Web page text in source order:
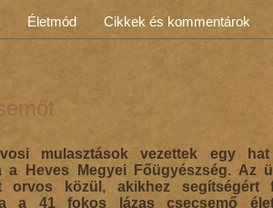
Életmód Cikkek és kommentárok
mulasztások vezettek egy
a Heves Megyei Főügyészség. Az
orvos közül, akikhez segítségért
a 41 fokos lázas csecsemő